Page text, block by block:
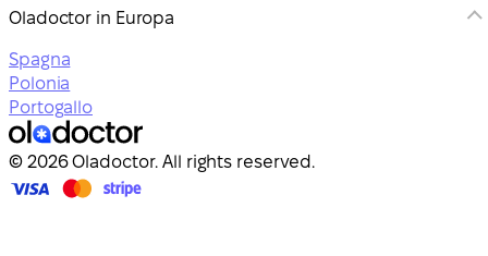
Oladoctor in Europa
Spagna
Polonia
Portogallo
© 2026 Oladoctor. All rights reserved.